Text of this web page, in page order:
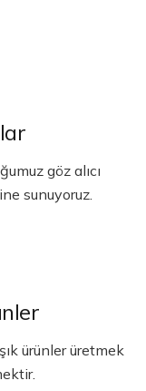
göz alıcı
sunuyoruz.
ürünler üretmek